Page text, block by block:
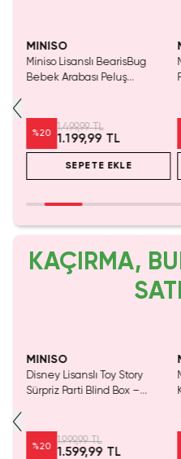
MINISO
Miniso Lisanslı BearisBug
Bebek Arabası Peluş
%20
1.499,99 TL
1.199,99 TL
SEPETE EKLE
KAÇIRMA,
MINISO
Disney Lisanslı Toy Story
Sürpriz Parti Blind Box –
%20
1.999,99 TL
1.599,99 TL